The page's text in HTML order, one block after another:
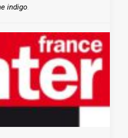
indigo.